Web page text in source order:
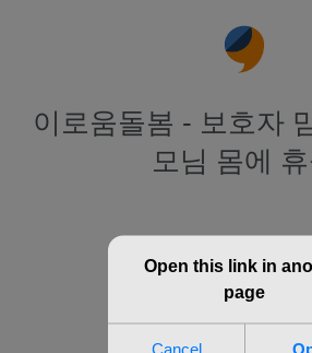
이로움돌봄 - 보호자
모님 몸에 휴